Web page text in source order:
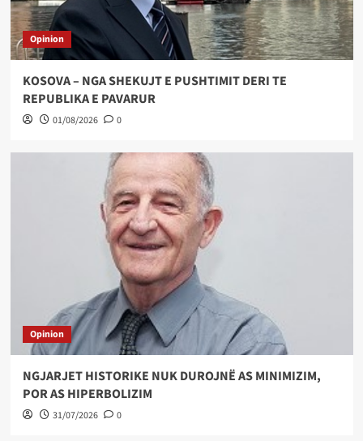
Opinion
KOSOVA – NGA SHEKUJT E PUSHTIMIT DERI TE
REPUBLIKA E PAVARUR
01/08/2026 0
Opinion
NGJARJET HISTORIKE NUK DUROJNË AS MINIMIZIM,
POR AS HIPERBOLIZIM
31/07/2026 0